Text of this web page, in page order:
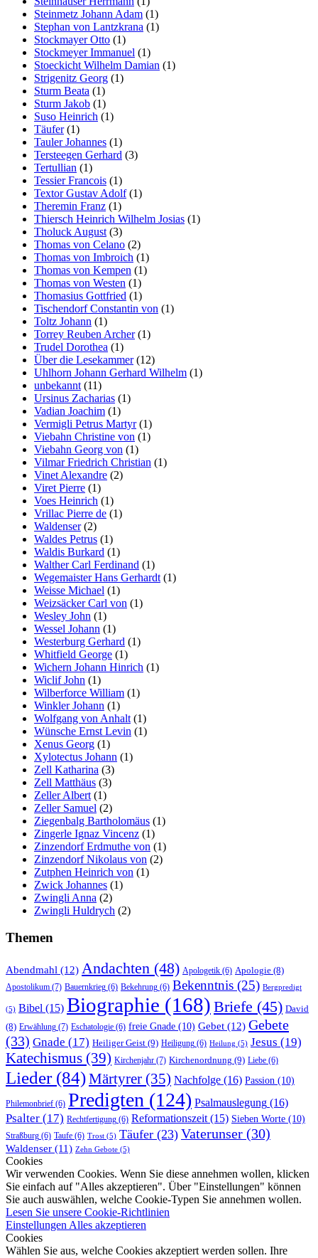
Steinmetz Johann Adam (1)
Stephan von Lantzkrana (1)
Stockmayer Otto (1)
Stockmeyer Immanuel (1)
Stoeckicht Wilhelm Damian (1)
Strigenitz Georg (1)
Sturm Beata (1)
Sturm Jakob (1)
Suso Heinrich (1)
Täufer(1)
Tauler Johannes (1)
Tersteegen Gerhard (3)
Tertullian (1)
Tessier Francois (1)
Textor Gustav Adolf(1)
Theremin Franz (1)
Thiersch Heinrich Wilhelm Josias (1)
Tholuck August (3)
Thomas von Celano (2)
Thomas von Imbroich (1)
Thomas von Kempen (1)
Thomas von Westen (1)
Thomasius Gottfried (1)
Tischendorf Constantin von (1)
Toltz Johann (1)
Torrey Reuben Archer(1)
Trudel Dorothea (1)
Über die Lesekammer(12)
Uhlhorn Johann Gerhard Wilhelm (1)
unbekannt (11)
Ursinus Zacharias (1)
Vadian Joachim (1)
Vermigli Petrus Martyr(1)
Viebahn Christine von (1)
Viebahn Georg von (1)
Vilmar Friedrich Christian (1)
Vinet Alexandre (2)
Viret Pierre (1)
Voes Heinrich (1)
Vrillac Pierre de (1)
Waldenser(2)
Waldes Petrus (1)
Waldis Burkard (1)
Walther Carl Ferdinand (1)
Wegemaister Hans Gerhardt (1)
Weisse Michael (1)
Weizsäcker Carl von (1)
Wesley John (1)
Wessel Johann (1)
Westerburg Gerhard (1)
Whitfield George (1)
Wichern Johann Hinrich (1)
Wiclif John (1)
Wilberforce William (1)
Winkler Johann (1)
Wolfgang von Anhalt (1)
Wünsche Ernst Levin (1)
Xenus Georg (1)
Xylotectus Johann (1)
Zell Katharina (3)
Zell Matthäus (3)
Zeller Albert (1)
Zeller Samuel (2)
Ziegenbalg Bartholomäus (1)
Zingerle Ignaz Vincenz (1)
Zinzendorf Erdmuthe von (1)
Zinzendorf Nikolaus von (2)
Zutphen Heinrich von (1)
Zwick Johannes (1)
Zwingli Anna (2)
Zwingli Huldrych (2)
Themen
Abendmahl (12) Andachten (48) Apologetik (6) Apologie (8)
Apostolikum (7) Bauernkrieg (6) Bekehrung (6) Bekenntnis (25) Bergpredigt
(5) Bibel (15) Biographie (168) Briefe (45) David
(8) Erwählung (7) Eschatologie (6) freie Gnade (10) Gebet (12) Gebete
(33) Gnade (17) Heiliger Geist (9) Heiligung (6) Heilung (5) Jesus (19)
Katechismus (39) Kirchenjahr (7) Kirchenordnung (9) Liebe (6)
Lieder(84)Märtyrer (35) Nachfolge (16) Passion (10)
Philemonbrief (6) Predigten (124) Psalmauslegung (16)
Psalter (17) Rechtfertigung (6) Reformationszeit (15) Sieben Worte (10)
Straßburg (6) Taufe (6) Trost (5) Täufer (23) Vaterunser (30)
Waldenser (11) Zehn Gebote (5)
Cookies
Wir verwenden Cookies. Wenn Sie diese annehmen wollen, klicken
Sie einfach auf "Alles akzeptieren". Über "Einstellungen" können
Sie auch auswählen, welche Cookie-Typen Sie annehmen wollen.
Lesen Sie unsere Cookie-Richtlinien
Einstellungen Alles akzeptieren
Cookies
Wählen Sie aus, welche Cookies akzeptiert werden sollen. Ihre